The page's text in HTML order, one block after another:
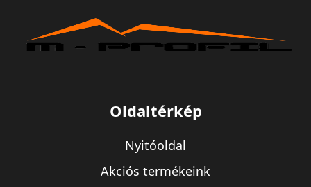
Oldaltérkép
Nyitóoldal
Akciós termékeink